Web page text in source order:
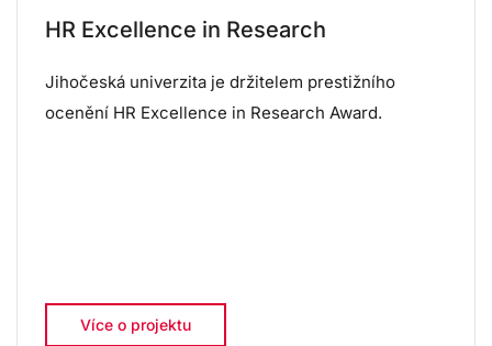
HR Excellence in Research
Jihočeská univerzita je držitelem prestižního
ocenění HR Excellence in Research Award.
Více o projektu